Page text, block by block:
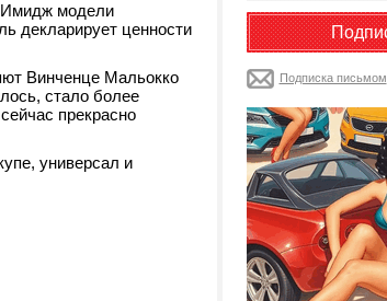
модели
декларирует ценности
Винченце Мальокко
стало более
прекрасно
универсал и
Подписка письмом